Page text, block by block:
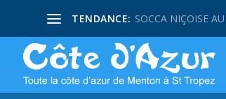
TENDANCE: SOCCA NIÇOISE